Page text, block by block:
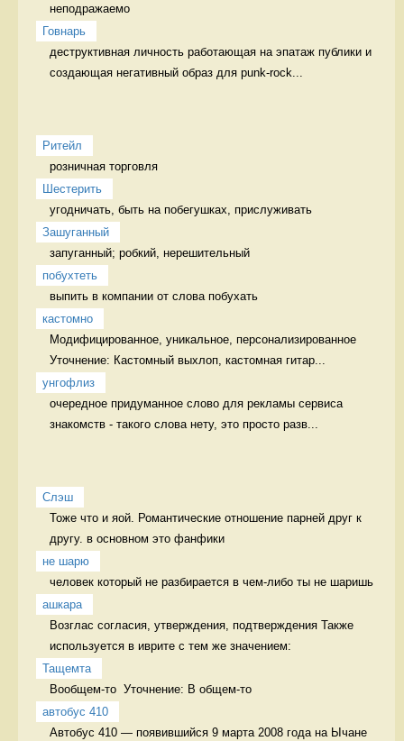
неподражаемо
Говнарь
деструктивная личность работающая на эпатаж публики и
создающая негативный образ для punk-rock...
Ритейл
розничная торговля
Шестерить
угодничать, быть на побегушках, прислуживать
Зашуганный
запуганный; робкий, нерешительный
побухтеть
выпить в компании от слова побухать
кастомно
Модифицированное, уникальное, персонализированное
Уточнение: Кастомный выхлоп, кастомная гитар...
унгофлиз
очередное придуманное слово для рекламы сервиса
знакомств - такого слова нету, это просто разв...
Слэш
Тоже что и яой. Романтические отношение парней друг к
другу. в основном это фанфики
не шарю
ашкара
Возглас согласия, утверждения, подтверждения Также
используется в иврите с тем же значением:
Тащемта
Вообщем-то  Уточнение: В общем-то
автобус 410
Автобус 410 — появившийся 9 марта 2008 года на Ычане